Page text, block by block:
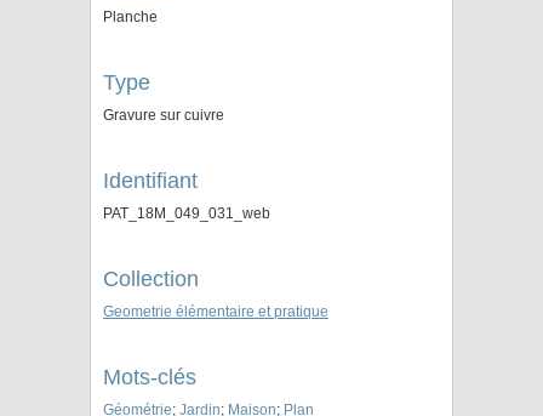
Planche
Type
Gravure sur cuivre
Identifiant
PAT_18M_049_031_web
Collection
Geometrie élémentaire et pratique
Mots-clés
Géométrie; Jardin; Maison; Plan